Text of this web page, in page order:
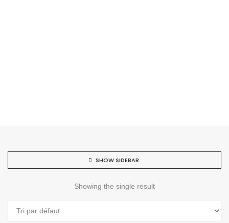
SHOW SIDEBAR
Showing the single result